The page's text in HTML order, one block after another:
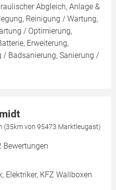
Abgleich, Anlage &
Reinigung / Wartung,
/ Optimierung,
Erweiterung,
/ Badsanierung, Sanierung /
(35km von 95473 Marktleugast)
Bewertungen
Elektriker, KFZ Wallboxen